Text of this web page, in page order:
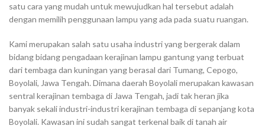
satu cara yang mudah untuk mewujudkan hal tersebut adalah
dengan memilih penggunaan lampu yang ada pada suatu ruangan.
Kami merupakan salah satu usaha industri yang bergerak dalam
bidang bidang pengadaan kerajinan lampu gantung yang terbuat
dari tembaga dan kuningan yang berasal dari Tumang, Cepogo,
Boyolali, Jawa Tengah. Dimana daerah Boyolali merupakan kawasan
sentral kerajinan tembaga di Jawa Tengah, jadi tak heran jika
banyak sekali industri-industri kerajinan tembaga di sepanjang kota
Boyolali. Kawasan ini sudah sangat terkenal baik di tanah air